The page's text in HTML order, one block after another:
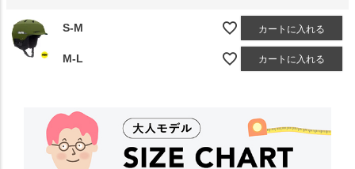
S-M カートに入れる
M-L カートに入れる